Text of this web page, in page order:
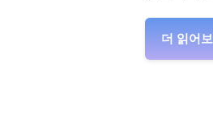
더 읽어보